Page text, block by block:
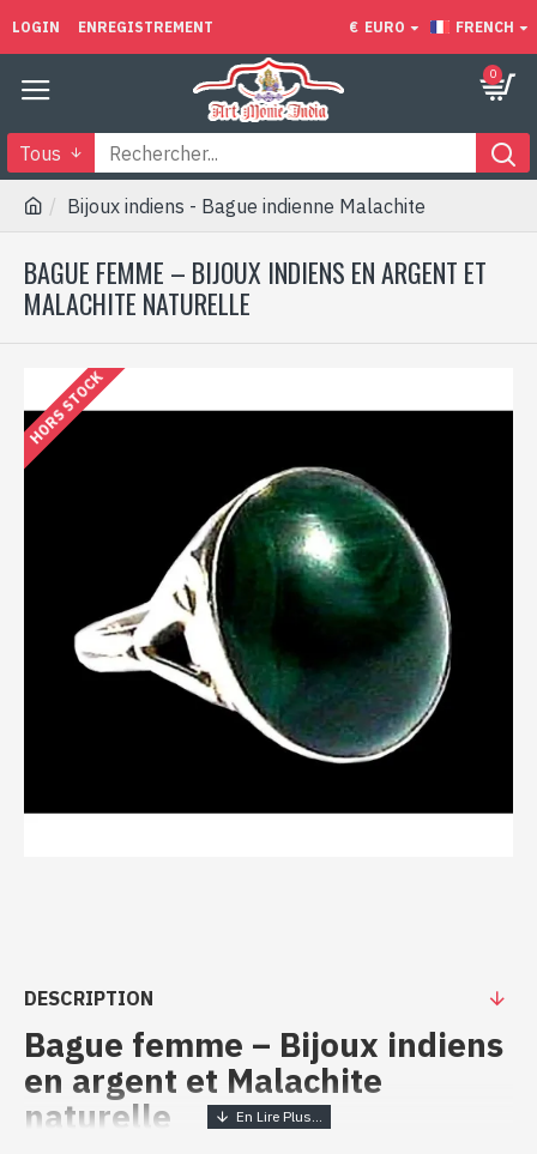
LOGIN ENREGISTREMENT € EURO FRENCH
0
Tous
Bijoux indiens - Bague indienne Malachite
BAGUE FEMME – BIJOUX INDIENS EN ARGENT ET
MALACHITE NATURELLE
HORS STOCK
DESCRIPTION
Bague femme – Bijoux indiens
en argent et Malachite
naturelle